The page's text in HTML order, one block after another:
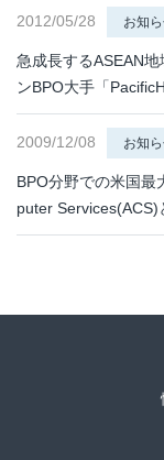
2012/05/28 お知
急成長するASEAN
ンBPO大手「
2009/12/08 お知
BPO分野での米国最
puter